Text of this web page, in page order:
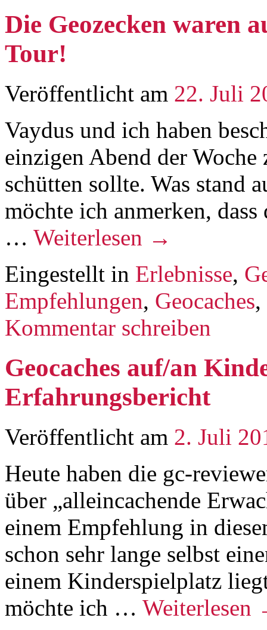
Die Geozecken waren
Tour!
Veröffentlicht am 22. Juli
Vaydus und ich haben
einzigen Abend der Woche
schütten sollte. Was stand
möchte ich anmerken,
… Weiterlesen →
Eingestellt in Erlebnisse,
Empfehlungen, Geocaches,
Kommentar schreiben
Geocaches auf/an
Erfahrungsbericht
Veröffentlicht am 2. Juli
Heute haben die gc-
über „alleincachende
einem Empfehlung in
schon sehr lange selbst
einem Kinderspielplatz
möchte ich … Weiterlesen